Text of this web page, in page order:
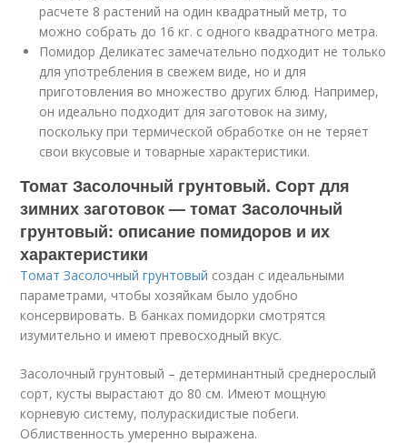
расчете 8 растений на один квадратный метр, то
можно собрать до 16 кг. с одного квадратного метра.
Помидор Деликатес замечательно подходит не только
для употребления в свежем виде, но и для
приготовления во множество других блюд. Например,
он идеально подходит для заготовок на зиму,
поскольку при термической обработке он не теряет
свои вкусовые и товарные характеристики.
Томат Засолочный грунтовый. Сорт для
зимних заготовок — томат Засолочный
грунтовый: описание помидоров и их
характеристики
Томат Засолочный грунтовый создан с идеальными
параметрами, чтобы хозяйкам было удобно
консервировать. В банках помидорки смотрятся
изумительно и имеют превосходный вкус.
Засолочный грунтовый – детерминантный среднерослый
сорт, кусты вырастают до 80 см. Имеют мощную
корневую систему, полураскидистые побеги.
Облиственность умеренно выражена.